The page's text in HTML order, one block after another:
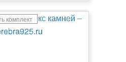
комплект